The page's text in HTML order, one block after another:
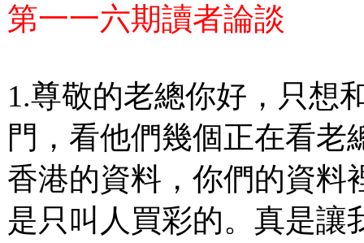
第一一六期讀者論談
1.尊敬的老總你好，只想
門，看他們幾個正在看老
香港的資料，你們的資料
是只叫人買彩的。真是讓